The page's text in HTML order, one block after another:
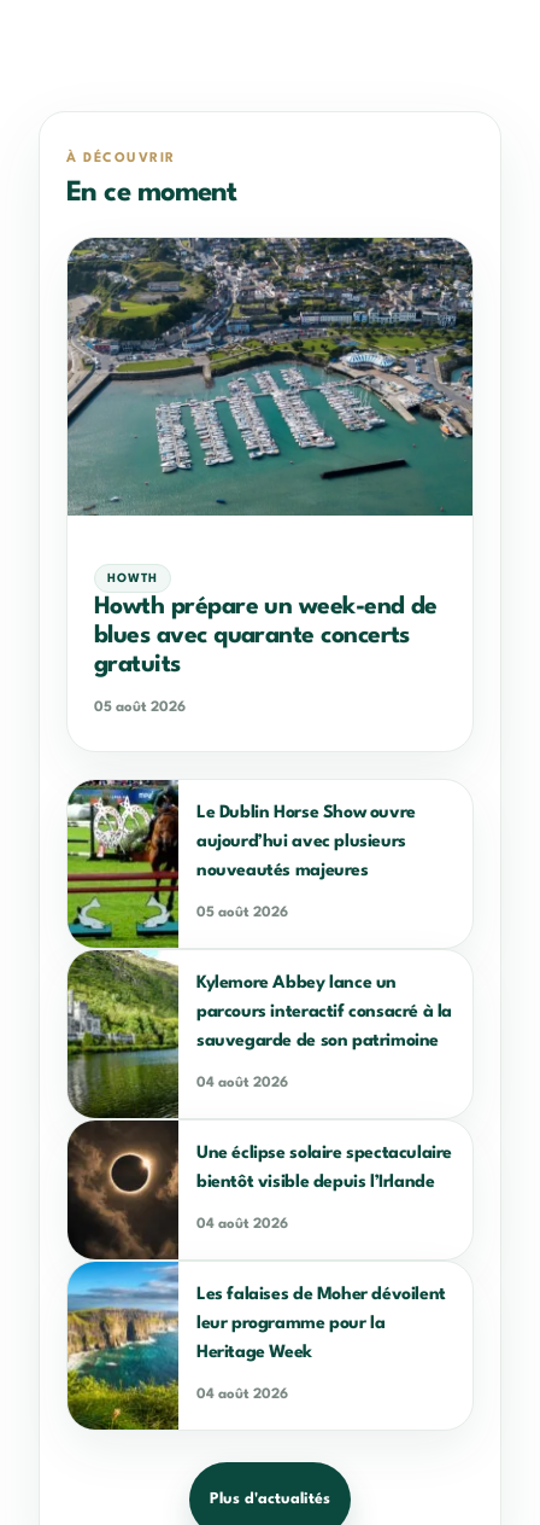
À DÉCOUVRIR
En ce moment
HOWTH
Howth prépare un week-end de
blues avec quarante concerts
gratuits
05 août 2026
Le Dublin Horse Show ouvre
aujourd’hui avec plusieurs
nouveautés majeures
05 août 2026
Kylemore Abbey lance un
parcours interactif consacré à la
sauvegarde de son patrimoine
04 août 2026
Une éclipse solaire spectaculaire
bientôt visible depuis l’Irlande
04 août 2026
Les falaises de Moher dévoilent
leur programme pour la
Heritage Week
04 août 2026
Plus d'actualités